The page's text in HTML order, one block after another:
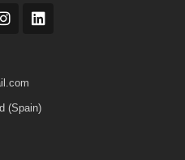
(Spain)